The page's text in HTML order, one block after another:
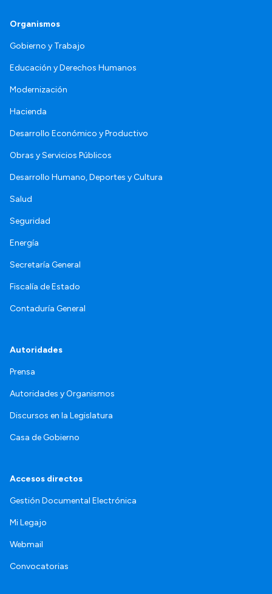
Organismos
Gobierno y Trabajo
Educación y Derechos Humanos
Modernización
Hacienda
Desarrollo Económico y Productivo
Obras y Servicios Públicos
Desarrollo Humano, Deportes y Cultura
Salud
Seguridad
Energía
Secretaría General
Fiscalía de Estado
Contaduría General
Autoridades
Prensa
Autoridades y Organismos
Discursos en la Legislatura
Casa de Gobierno
Accesos directos
Gestión Documental Electrónica
Mi Legajo
Webmail
Convocatorias